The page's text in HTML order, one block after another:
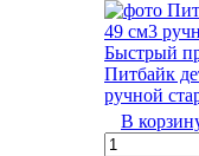
Быстрый
Питбайк
ручной
В